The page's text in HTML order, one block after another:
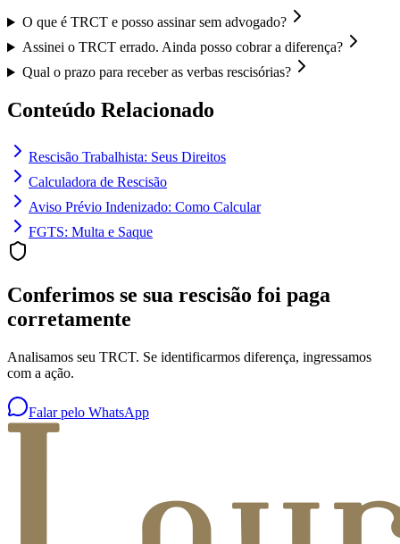
O que é TRCT e posso assinar sem advogado?
Assinei o TRCT errado. Ainda posso cobrar a diferença?
Qual o prazo para receber as verbas rescisórias?
Conteúdo Relacionado
Rescisão Trabalhista: Seus Direitos
Calculadora de Rescisão
Aviso Prévio Indenizado: Como Calcular
FGTS: Multa e Saque
Conferimos se sua rescisão foi paga
corretamente
Analisamos seu TRCT. Se identificarmos diferença, ingressamos
com a ação.
Falar pelo WhatsApp